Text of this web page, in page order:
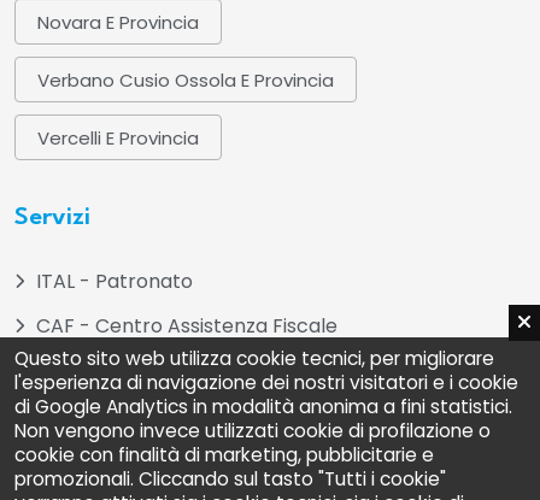
Novara E Provincia
Verbano Cusio Ossola E Provincia
Vercelli E Provincia
Servizi
ITAL - Patronato
CAF - Centro Assistenza Fiscale
ADOC - Associazione Difesa e Orientamento dei
Consumatori
UNIAT - Unione Nazionale Inquilini Ambiente e
Territorio
Questo sito web utilizza cookie tecnici, per migliorare
l'esperienza di navigazione dei nostri visitatori e i cookie
di Google Analytics in modalità anonima a fini statistici.
Non vengono invece utilizzati cookie di profilazione o
cookie con finalità di marketing, pubblicitarie e
promozionali. Cliccando sul tasto "Tutti i cookie"